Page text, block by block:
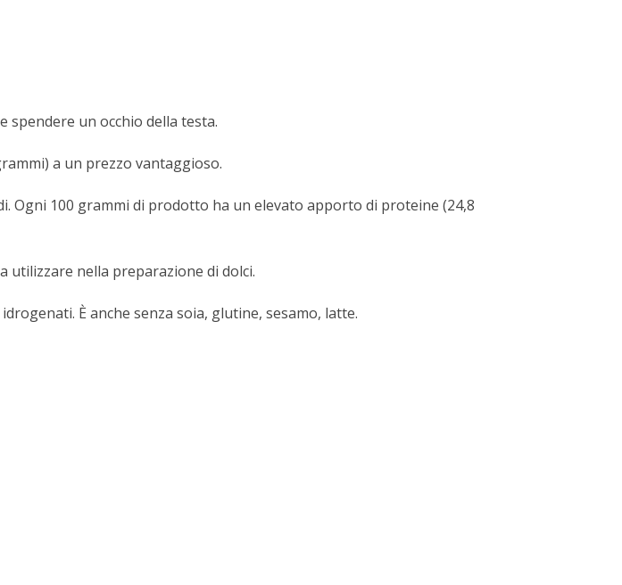
spendere un occhio della testa.
a un prezzo vantaggioso.
Ogni 100 grammi di prodotto ha un elevato apporto di proteine (24,8
utilizzare nella preparazione di dolci.
È anche senza soia, glutine, sesamo, latte.